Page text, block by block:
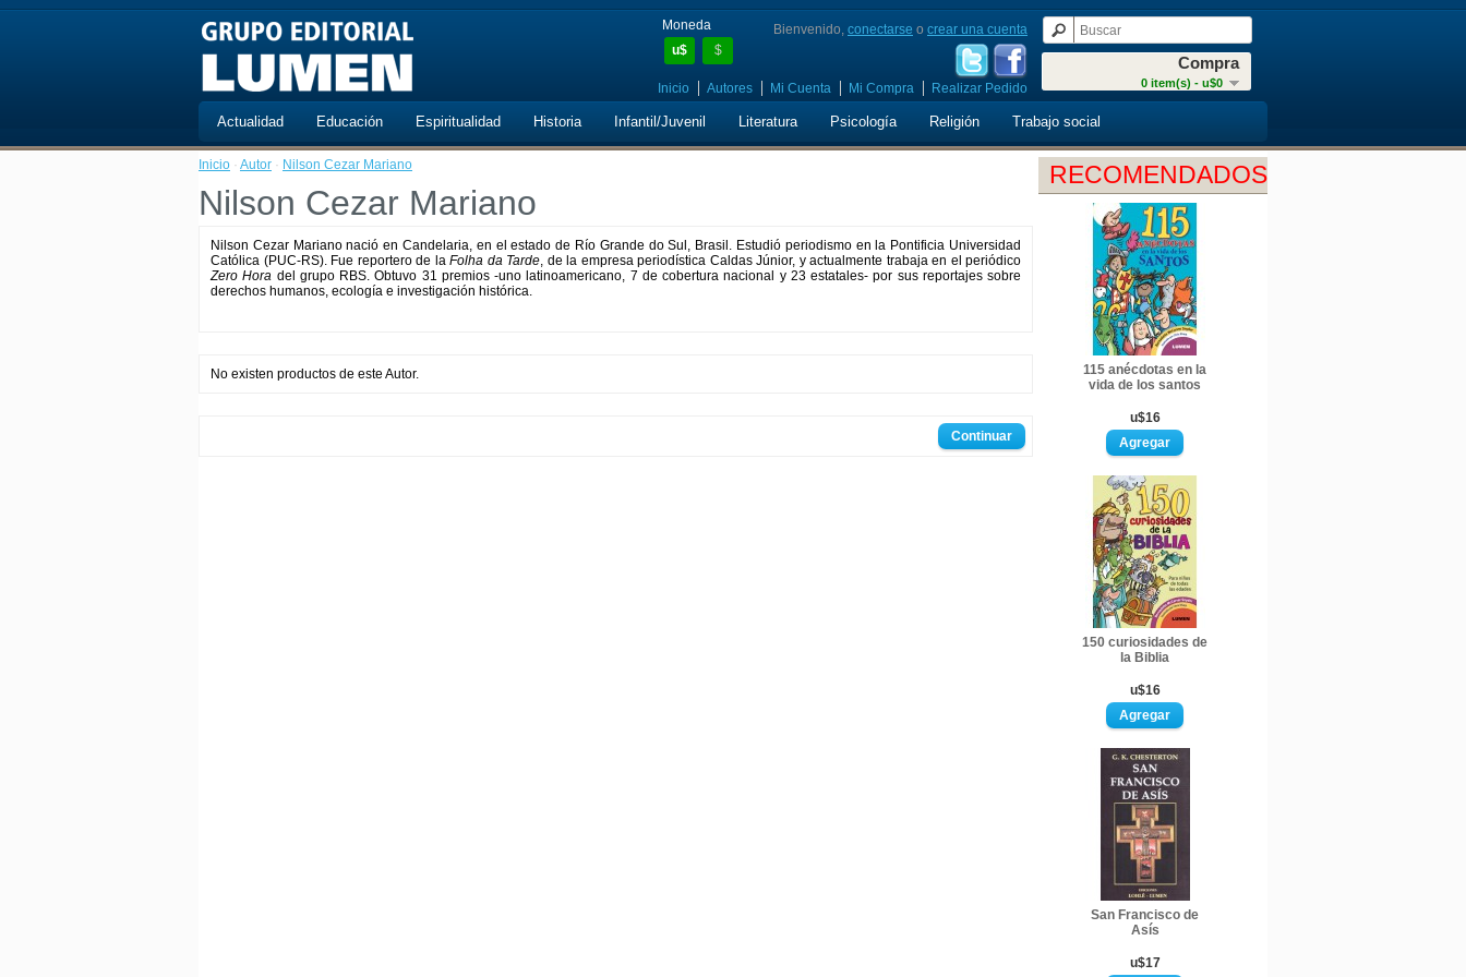
Moneda
u$
$
Compra
0 item(s) - u$0
Bienvenido, conectarse o crear una cuenta
Inicio Autores Mi Cuenta Mi Compra Realizar Pedido
Actualidad Educación Espiritualidad Historia Infantil/Juvenil Literatura Psicología Religión Trabajo social
RECOMENDADOS
115 anécdotas en la
vida de los santos
u$16
150 curiosidades de
la Biblia
u$16
San Francisco de
Asís
u$17
Inicio · Autor · Nilson Cezar Mariano
Nilson Cezar Mariano
Nilson Cezar Mariano nació en Candelaria, en el estado de Río Grande do Sul, Brasil. Estudió periodismo en la Pontificia Universidad
Católica (PUC-RS). Fue reportero de la Folha da Tarde, de la empresa periodística Caldas Júnior, y actualmente trabaja en el periódico
Zero Hora del grupo RBS. Obtuvo 31 premios -uno latinoamericano, 7 de cobertura nacional y 23 estatales- por sus reportajes sobre
derechos humanos, ecología e investigación histórica.
No existen productos de este Autor.
Continuar